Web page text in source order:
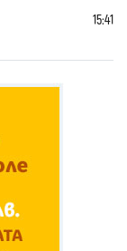
15:41